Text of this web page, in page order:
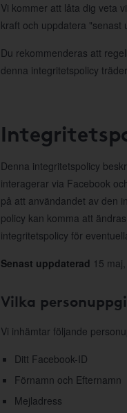
Vi kommer att låta dig veta
kraft och uppdatera "senast
Du rekommenderas att
denna integritetspolicy
Denna integritetspolicy
interagerar via Facebook
på att användandet av den
policy kan komma att
integritetspolicy för
Senast uppdaterad 15
Vilka
Vi inhämtar följande
Ditt Facebook-ID
Förnamn och Efternamn
Mejladress